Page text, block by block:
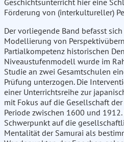
Geschichtsunterricht hier eine
Förderung von (interkultureller)
Der vorliegende Band befasst
Modellierung von
Partialkompetenz historischen
Niveaustufenmodell wurde im
Studie an zwei Gesamtschulen
Prüfung unterzogen. Die
einer Unterrichtsreihe zur
mit Fokus auf die Gesellschaft
Periode zwischen 1600 und
Schwerpunkt auf die
Mentalität der Samurai als